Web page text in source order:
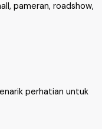
pameran, roadshow,
perhatian untuk